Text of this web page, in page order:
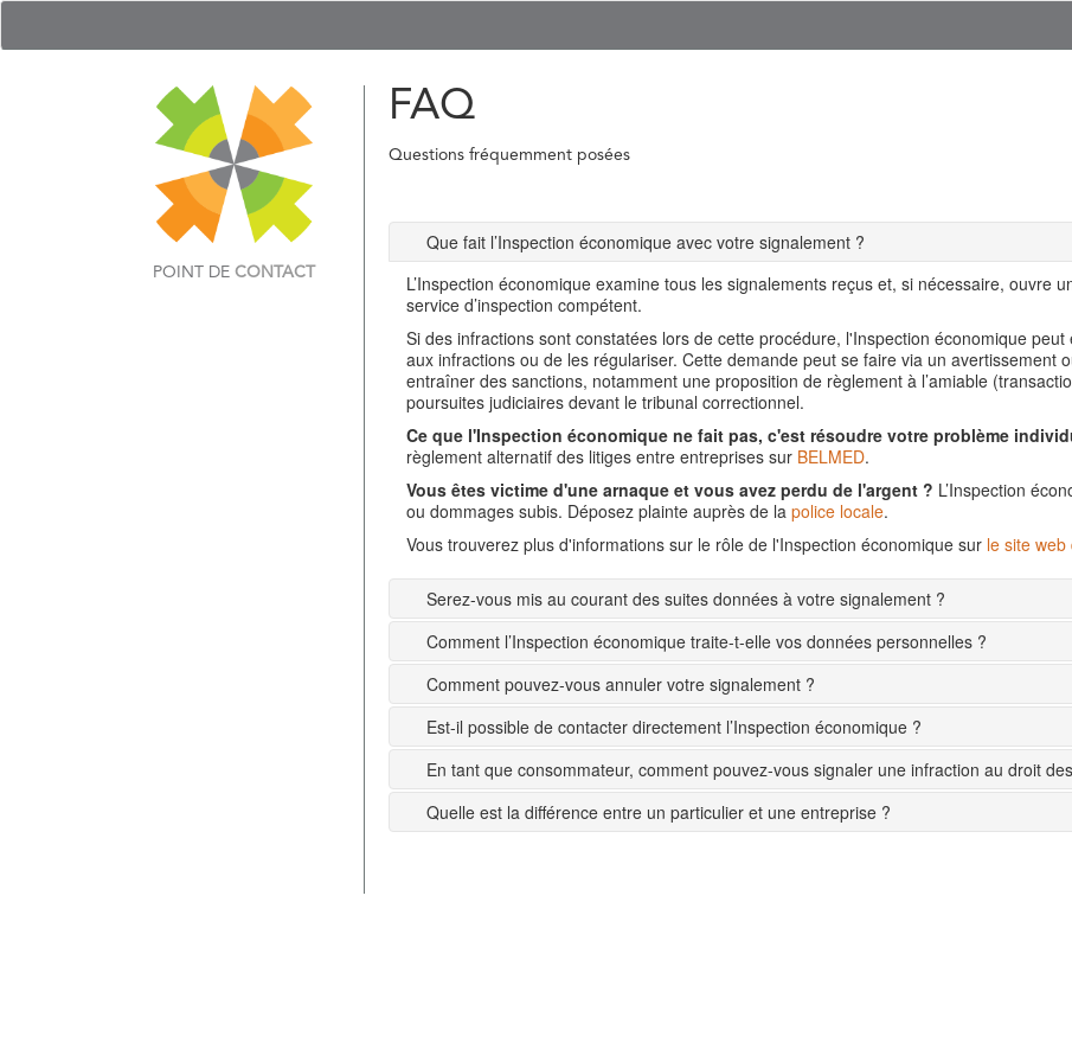
POINT DE CONTACT
FAQ
Questions fréquemment posées
Que fait l’Inspection économique avec votre signalement ?
L’Inspection économique examine tous les signalements reçus et, si nécessaire, ouvre
service d’inspection compétent.
Si des infractions sont constatées lors de cette procédure, l'Inspection économique
aux infractions ou de les régulariser. Cette demande peut se faire via un avertissement
entraîner des sanctions, notamment une proposition de règlement à l’amiable
poursuites judiciaires devant le tribunal correctionnel.
Ce que l'Inspection économique ne fait pas, c'est résoudre votre problème
règlement alternatif des litiges entre entreprises sur BELMED.
Vous êtes victime d'une arnaque et vous avez perdu de l'argent ? L’Inspection
ou dommages subis. Déposez plainte auprès de la police locale.
Vous trouverez plus d'informations sur le rôle de l'Inspection économique sur le site
Serez-vous mis au courant des suites données à votre signalement ?
Comment l’Inspection économique traite-t-elle vos données personnelles ?
Comment pouvez-vous annuler votre signalement ?
Est-il possible de contacter directement l’Inspection économique ?
En tant que consommateur, comment pouvez-vous signaler une infraction au droit
Quelle est la différence entre un particulier et une entreprise ?